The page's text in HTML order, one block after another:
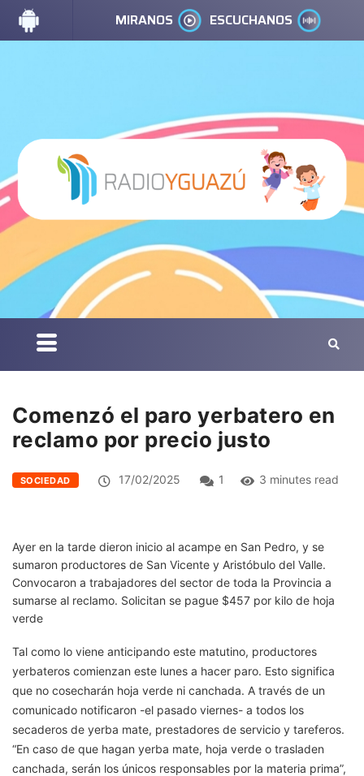
MIRANOS ESCUCHANOS
Comenzó el paro yerbatero en
reclamo por precio justo
SOCIEDAD 17/02/2025 1 3 minutes read
Ayer en la tarde dieron inicio al acampe en San Pedro, y se
sumaron productores de San Vicente y Aristóbulo del Valle.
Convocaron a trabajadores del sector de toda la Provincia a
sumarse al reclamo. Solicitan se pague $457 por kilo de hoja
verde
Tal como lo viene anticipando este matutino, productores
yerbateros comienzan este lunes a hacer paro. Esto significa
que no cosecharán hoja verde ni canchada. A través de un
comunicado notificaron -el pasado viernes- a todos los
secaderos de yerba mate, prestadores de servicio y tareferos.
“En caso de que hagan yerba mate, hoja verde o trasladen
canchada, serán los únicos responsables por la materia prima”,